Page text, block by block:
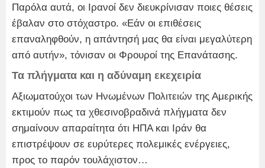
Παρόλα αυτά, οι Ιρανοί δεν διευκρίνισαν ποιες θέσεις
έβαλαν στο στόχαστρο. «Εάν οι επιθέσεις
επαναληφθούν, η απάντησή μας θα είναι μεγαλύτερη
από αυτήν», τόνισαν οι Φρουροί της Επανάτασης.
Τα πλήγματα και η αδύναμη εκεχειρία
Αξιωματούχοι των Ηνωμένων Πολιτειών της Αμερικής
εκτιμούν πως τα χθεσινοβραδινά πλήγματα δεν
σημαίνουν απαραίτητα ότι ΗΠΑ και Ιράν θα
επιστρέψουν σε ευρύτερες πολεμικές ενέργειες,
προς το παρόν τουλάχιστον…